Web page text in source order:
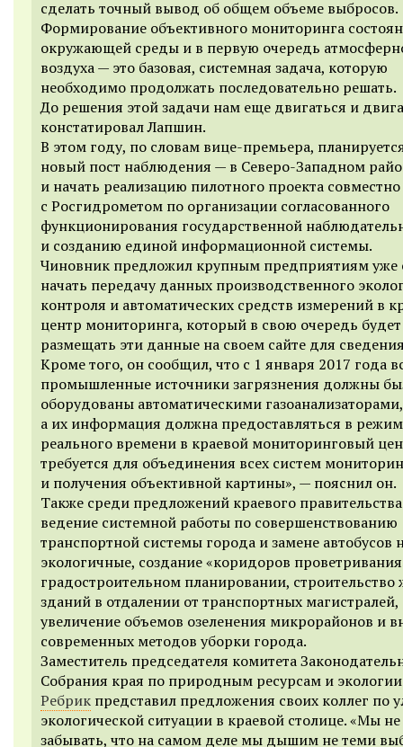
сделать точный вывод об общем объеме выбросов.
Формирование объективного мониторинга
окружающей среды и в первую очередь
воздуха — это базовая, системная задача, которую
необходимо продолжать последовательно решать.
До решения этой задачи нам еще двигаться и
констатировал Лапшин.
В этом году, по словам вице-премьера,
новый пост наблюдения — в Северо-Западном
и начать реализацию пилотного проекта совместно
с Росгидрометом по организации согласованного
функционирования государственной
и созданию единой информационной системы.
Чиновник предложил крупным предприятиям уже
начать передачу данных производственного
контроля и автоматических средств измерений в
центр мониторинга, который в свою очередь будет
размещать эти данные на своем сайте для
Кроме того, он сообщил, что с 1 января 2017 года
промышленные источникизагрязнения должны
оборудованы автоматическими газоанализаторами,
а их информация должна предоставляться в
реального времени в краевой мониторинговый
требуется для объединения всех систем
и получения объективной картины», — пояснил он.
Также среди предложений краевого правительства
ведение системной работы по совершенствованию
транспортной системы города и замене автобусов
экологичные, создание «коридоров
градостроительном планировании,
зданий в отдалении от транспортных магистралей,
увеличение объемов озеленения микрорайонов и в
современных методов уборки города.
Заместитель председателя комитета
Собрания края по природным ресурсам и
Ребрик представил предложения своих коллег по
экологической ситуации в краевой столице.«Мы
забывать, что на самом деле мы дышим не теми